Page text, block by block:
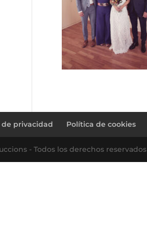
de privacidad Política de cookies
- Todos los derechos reservados